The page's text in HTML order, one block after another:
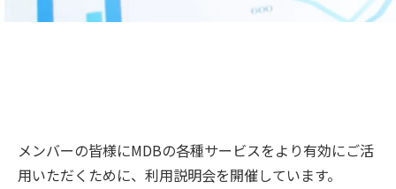
メンバーの皆様にMDBの各種サービスをより有効にご活
用いただくために、利用説明会を開催しています。